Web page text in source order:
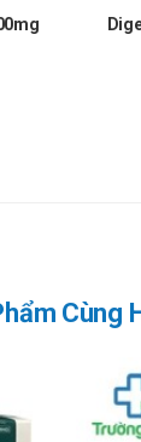
cần tới bệnh
Cùng